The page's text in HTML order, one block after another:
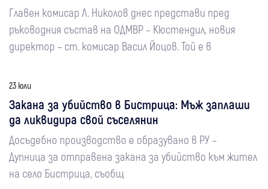
Главен комисар Л. Николов днес представи пред
ръководния състав на ОДМВР – Кюстендил, новия
директор – ст. комисар Васил Йоцов. Той е в
23 юли
Закана за убийство в Бистрица: Мъж заплаши
да ликвидира свой съселянин
Досъдебно производство е образувано в РУ –
Дупница за отправена закана за убийство към жител
на село Бистрица, съобщ